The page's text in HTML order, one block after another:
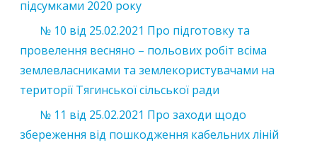
підсумками 2020 року
№ 10 від 25.02.2021 Про підготовку та
провелення весняно – польових робіт всіма
землевласниками та землекористувачами на
території Тягинської сільської ради
№ 11 від 25.02.2021 Про заходи щодо
збереження від пошкодження кабельних ліній